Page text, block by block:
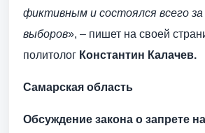
фиктивным и состоялся всего за
выборов», – пишет на своей
политолог Константин Калачев.
Самарская область
Обсуждение закона о запрете